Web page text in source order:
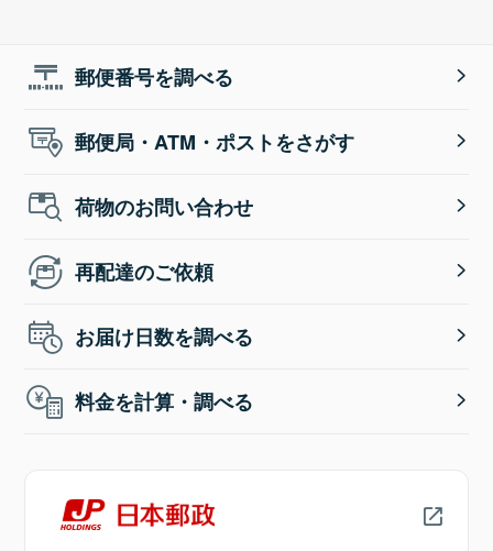
郵便番号を調べる
郵便局・ATM・ポストをさがす
荷物のお問い合わせ
再配達のご依頼
お届け日数を調べる
料金を計算・調べる